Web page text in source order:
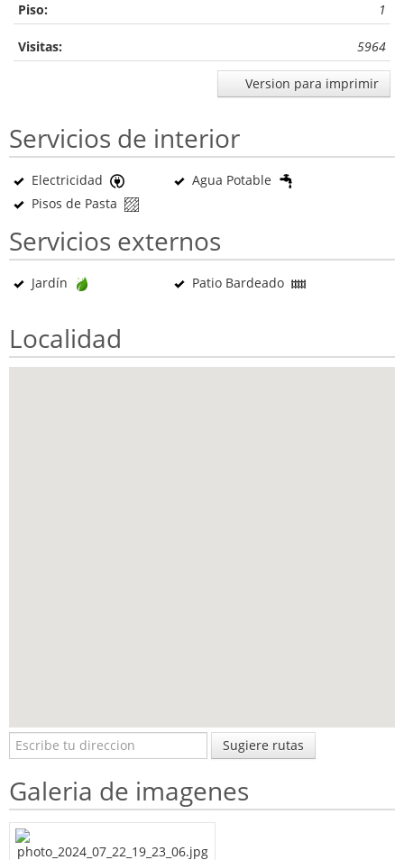
Piso: 1
Visitas: 5964
Version para imprimir
Servicios de interior
Electricidad
Agua Potable
Pisos de Pasta
Servicios externos
Jardín Patio Bardeado
Localidad
Sugiere rutas
Galeria de imagenes